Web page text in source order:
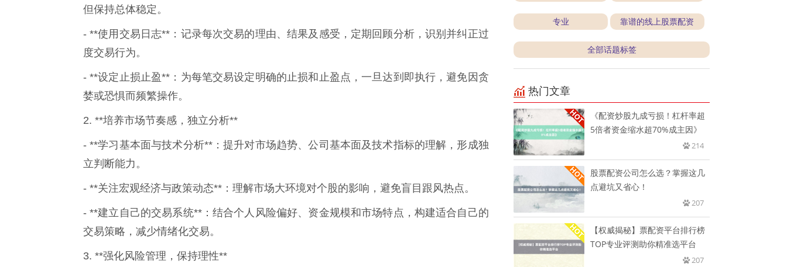
但保持总体稳定。
- **使用交易日志**：记录每次交易的理由、结果及感受，定期回顾分析，识别并纠正过
度交易行为。
- **设定止损止盈**：为每笔交易设定明确的止损和止盈点，一旦达到即执行，避免因贪
婪或恐惧而频繁操作。
2. **培养市场节奏感，独立分析**
- **学习基本面与技术分析**：提升对市场趋势、公司基本面及技术指标的理解，形成独
立判断能力。
- **关注宏观经济与政策动态**：理解市场大环境对个股的影响，避免盲目跟风热点。
- **建立自己的交易系统**：结合个人风险偏好、资金规模和市场特点，构建适合自己的
交易策略，减少情绪化交易。
3. **强化风险管理，保持理性**
专业 靠谱的线上股票配资
全部话题标签
热门文章
《配资炒股九成亏损！杠杆率超
5倍者资金缩水超70%成主因》
214
股票配资公司怎么选？掌握这几
点避坑又省心！
207
【权威揭秘】票配资平台排行榜
TOP专业评测助你精准选平台
207